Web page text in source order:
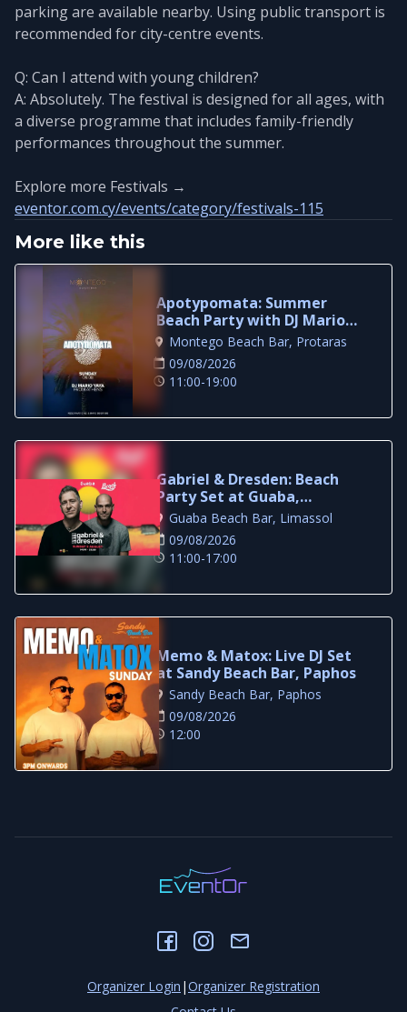
parking are available nearby. Using public transport is
recommended for city-centre events.
Q: Can I attend with young children?
A: Absolutely. The festival is designed for all ages, with
a diverse programme that includes family-friendly
performances throughout the summer.
Explore more Festivals →
eventor.com.cy/events/category/festivals-115
More like this
Apotypomata: Summer
Beach Party with DJ Mario
Yaya in Protaras
Montego Beach Bar, Protaras
09/08/2026
11:00-19:00
Gabriel & Dresden: Beach
Party Set at Guaba,
Limassol
Guaba Beach Bar, Limassol
09/08/2026
11:00-17:00
Memo & Matox: Live DJ Set
at Sandy Beach Bar, Paphos
Sandy Beach Bar, Paphos
09/08/2026
12:00
Organizer Login |Organizer Registration